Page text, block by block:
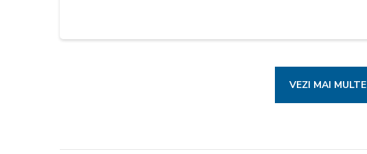
VEZI MAI MULTE